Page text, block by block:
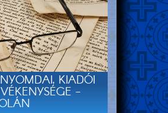
KIADÓI
-